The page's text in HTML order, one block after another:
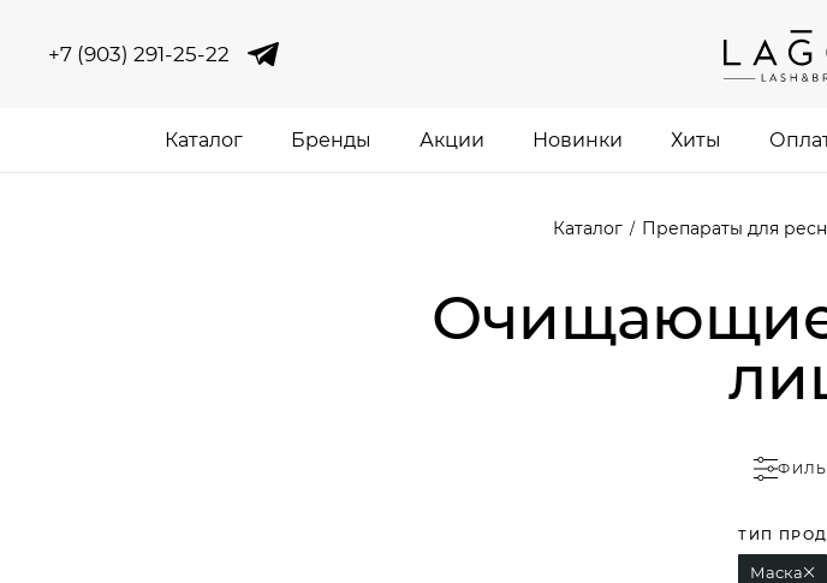
+7 (903) 291-25-22
Каталог Бренды Акции Новинки Хиты
Каталог / Препараты для
ТИП
Маска